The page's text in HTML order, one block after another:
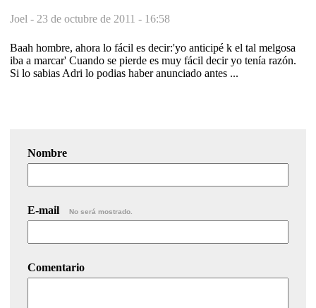
Joel - 23 de octubre de 2011 - 16:58
Baah hombre, ahora lo fácil es decir:'yo anticipé k el tal melgosa
iba a marcar' Cuando se pierde es muy fácil decir yo tenía razón.
Si lo sabias Adri lo podias haber anunciado antes ...
Nombre
E-mail No será mostrado.
Comentario